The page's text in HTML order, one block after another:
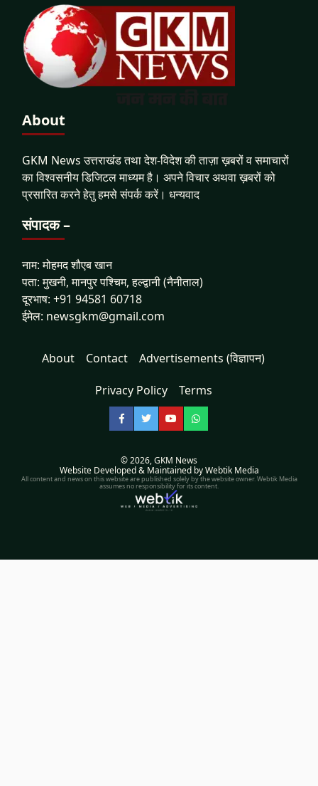
About
GKM News उत्तराखंड तथा देश-विदेश की ताज़ा ख़बरों व समाचारों
का विश्वसनीय डिजिटल माध्यम है। अपने विचार अथवा ख़बरों को
प्रसारित करने हेतु हमसे संपर्क करें। धन्यवाद
संपादक –
नाम: मोहमद शौएब खान
पता: मुखनी, मानपुर पश्चिम, हल्द्वानी (नैनीताल)
दूरभाष: +91 94581 60718
ईमेल: newsgkm@gmail.com
About Contact Advertisements (विज्ञापन)
Privacy Policy Terms
Facebook
TwitterYouTubeWhatsApp
© 2026,GKM News
Website Developed & Maintained by Webtik Media
All content and news on this website are published solely by the website owner. Webtik Media
assumes no responsibility for its content.